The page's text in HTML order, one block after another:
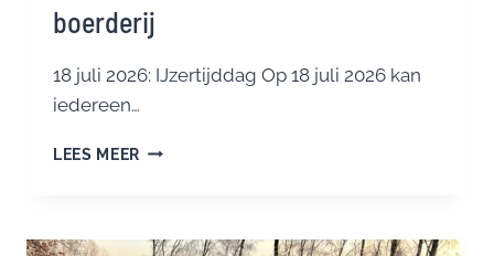
boerderij
18 juli 2026: IJzertijddag Op 18 juli 2026 kan
iedereen…
LEES MEER IJZERTIJDDAG
BOERDERIJ